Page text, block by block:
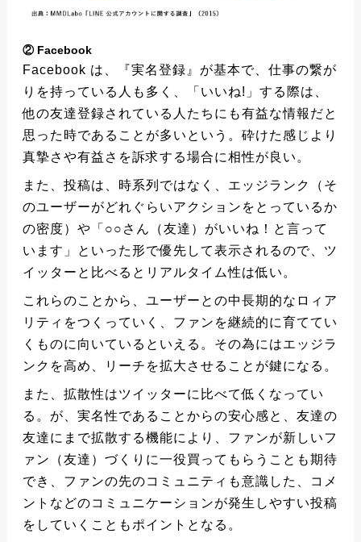
② Facebook
Facebook は、『実名登録』が基本で、仕事の繋が
りを持っている人も多く、「いいね!」する際は、
他の友達登録されている人たちにも有益な情報だと
思った時であることが多いという。砕けた感じより
真摯さや有益さを訴求する場合に相性が良い。
また、投稿は、時系列ではなく、エッジランク（そ
のユーザーがどれぐらいアクションをとっているか
の密度）や「○○さん（友達）がいいね！と言って
います」といった形で優先して表示されるので、ツ
イッターと比べるとリアルタイム性は低い。
これらのことから、ユーザーとの中長期的なロィア
リティをつくっていく、ファンを継続的に育ててい
くものに向いているといえる。その為にはエッジラ
ンクを高め、リーチを拡大させることが鍵になる。
また、拡散性はツイッターに比べて低くなってい
る。が、実名性であることからの安心感と、友達の
友達にまで拡散する機能により、ファンが新しいフ
ァン（友達）づくりに一役買ってもらうことも期待
でき、ファンの先のコミュニティも意識した、コメ
ントなどのコミュニケーションが発生しやすい投稿
をしていくこともポイントとなる。